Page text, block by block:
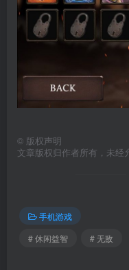
© 版权声明
文章版权归作者所有，未经
手机游戏
# 休闲益智
# 无敌